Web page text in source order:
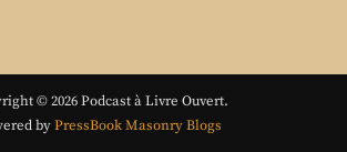
© 2026 Podcast à Livre Ouvert.
byPressBook Masonry Blogs